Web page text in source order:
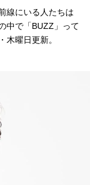
線にいる人たちは
中で「BUZZ」って
木曜日更新。